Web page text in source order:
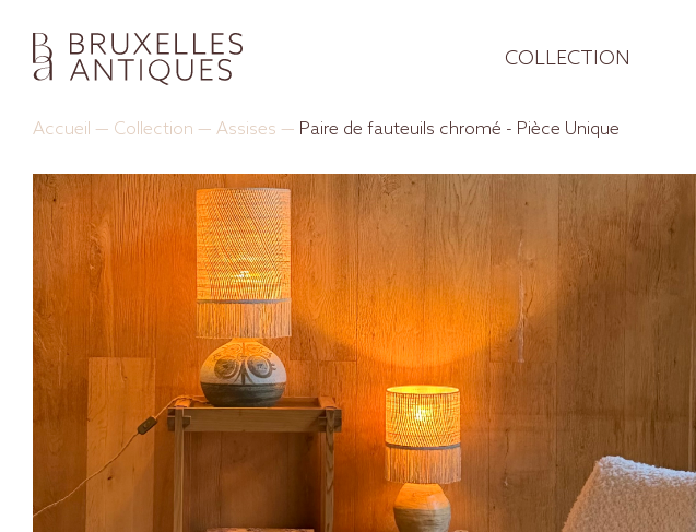
COLLECTION
Accueil — Collection — Assises — Paire de fauteuils chromé - Pièce Unique